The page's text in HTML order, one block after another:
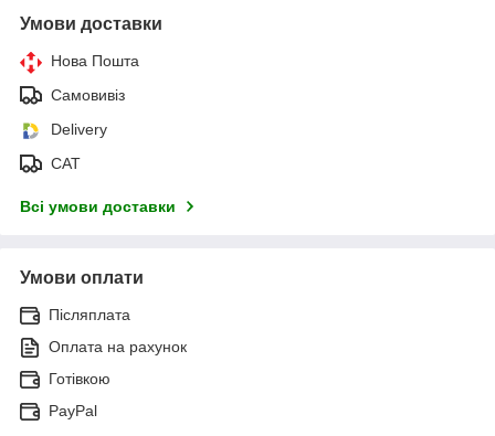
Умови доставки
Нова Пошта
Самовивіз
Delivery
САТ
Всі умови доставки
Умови оплати
Післяплата
Оплата на рахунок
Готівкою
PayPal